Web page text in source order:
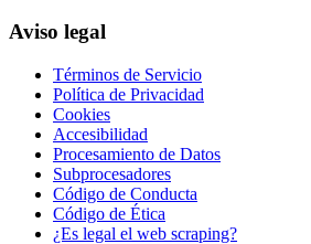
Aviso legal
Términos de Servicio
Política de Privacidad
Cookies
Accesibilidad
Procesamiento de Datos
Subprocesadores
Código de Conducta
Código de Ética
¿Es legal el web scraping?